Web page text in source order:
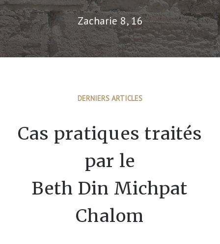
Zacharie 8, 16
DERNIERS ARTICLES
Cas pratiques traités
par le
Beth Din Michpat
Chalom